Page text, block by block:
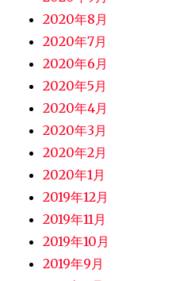
2020年8月
2020年7月
2020年6月
2020年5月
2020年4月
2020年3月
2020年2月
2020年1月
2019年12月
2019年11月
2019年10月
2019年9月